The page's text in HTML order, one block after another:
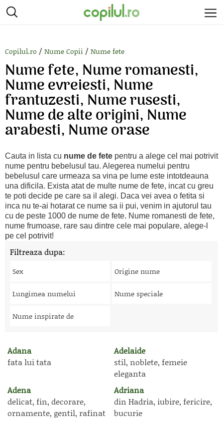
Copilul.ro / Nume Copii / Nume fete
Nume fete, Nume romanesti,
Nume evreiesti, Nume
frantuzesti, Nume rusesti,
Nume de alte origini, Nume
arabesti, Nume orase
Cauta in lista cu nume de fete pentru a alege cel mai potrivit
nume pentru bebelusul tau. Alegerea numelui pentru
bebelusul care urmeaza sa vina pe lume este intotdeauna
una dificila. Exista atat de multe nume de fete, incat cu greu
te poti decide pe care sa il alegi. Daca vei avea o fetita si
inca nu te-ai hotarat ce nume sa ii pui, venim in ajutorul tau
cu de peste 1000 de nume de fete. Nume romanesti de fete,
nume frumoase, rare sau dintre cele mai populare, alege-l
pe cel potrivit!
Filtreaza dupa:
Sex Origine nume
Lungimea numelui Nume speciale
Nume inspirate de
Adana
fata lui tata
Adelaide
stil, noblete, femeie
eleganta
Adena
delicat, fin, decorare,
ornamente, gentil, rafinat
Adriana
din Hadria, iubire, fericire,
bucurie